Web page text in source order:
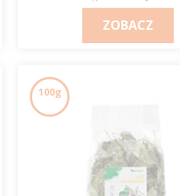
ZOBACZ
100g